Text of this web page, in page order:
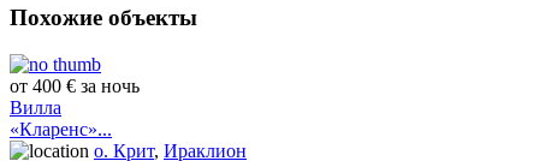
Похожие объекты
от 400 € за ночь
Вилла
«Кларенс»...
о. Крит, Ираклион